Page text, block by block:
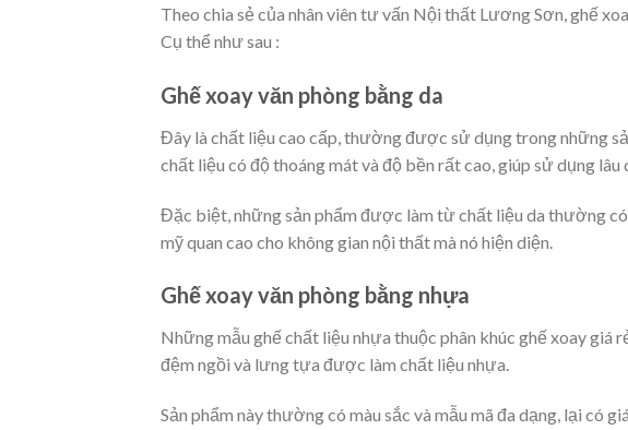
Theo chia sẻ của nhân viên tư vấn Nội thất Lương Sơn, ghế
Cụ thể như sau :
Ghế xoay văn phòng bằng da
Đây là chất liệu cao cấp, thường được sử dụng trong những
chất liệu có độ thoáng mát và độ bền rất cao, giúp sử dụng lâu
Đặc biệt, những sản phẩm được làm từ chất liệu da thường
mỹ quan cao cho không gian nội thất mà nó hiện diện.
Ghế xoay văn phòng bằng nhựa
Những mẫu ghế chất liệu nhựa thuộc phân khúc ghế xoay giá
đệm ngồi và lưng tựa được làm chất liệu nhựa.
Sản phẩm này thường có màu sắc và mẫu mã đa dạng, lại có